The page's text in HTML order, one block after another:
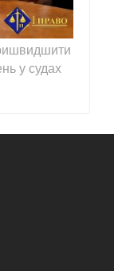
у судах